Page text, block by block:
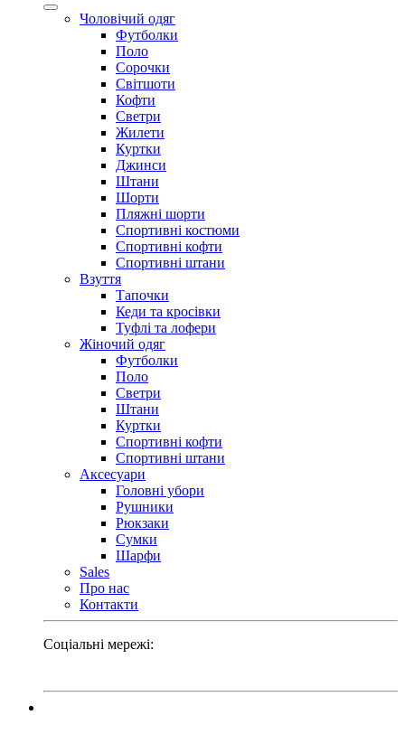
Чоловічий одяг
Футболки
Поло
Сорочки
Світшоти
Кофти
Светри
Жилети
Куртки
Джинси
Штани
Шорти
Пляжні шорти
Спортивні костюми
Спортивні кофти
Спортивні штани
Взуття
Тапочки
Кеди та кросівки
Туфлі та лофери
Жіночий одяг
Футболки
Поло
Светри
Штани
Куртки
Cпортивні кофти
Спортивні штани
Аксесуари
Головні убори
Рушники
Рюкзаки
Сумки
Шарфи
Sales
Про нас
Контакти
Соціальні мережі: